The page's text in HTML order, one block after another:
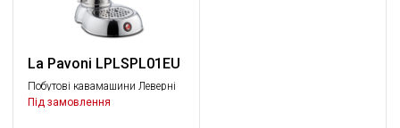
La Pavoni LPLSPL01EU
Побутові кавамашини Леверні
кавамашини, La Pavoni
Під замовлення